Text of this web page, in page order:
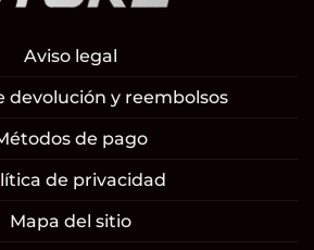
Aviso legal
devolución y reembolsos
de pago
de privacidad
Mapa del sitio